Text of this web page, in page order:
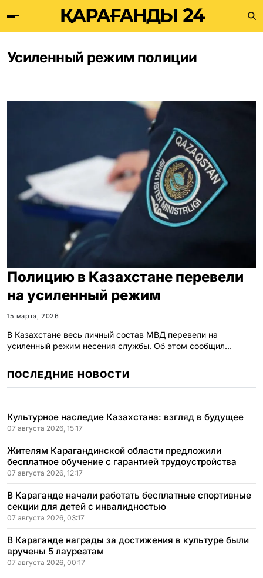
Усиленный режим полиции
Полицию в Казахстане перевели
на усиленный режим
15 марта, 2026
В Казахстане весь личный состав МВД перевели на
усиленный режим несения службы. Об этом сообщил…
ПОСЛЕДНИЕ НОВОСТИ
Культурное наследие Казахстана: взгляд в будущее
07 августа 2026, 15:17
Жителям Карагандинской области предложили
бесплатное обучение с гарантией трудоустройства
07 августа 2026, 12:17
В Караганде начали работать бесплатные спортивные
секции для детей с инвалидностью
07 августа 2026, 03:17
В Караганде награды за достижения в культуре были
вручены 5 лауреатам
07 августа 2026, 00:17